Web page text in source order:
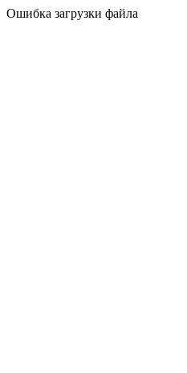
Ошибка загрузки файла